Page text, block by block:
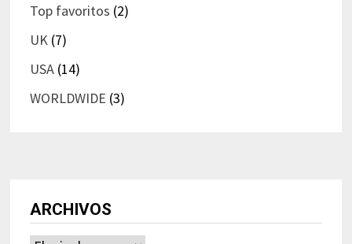
Top favoritos (2)
UK(7)
USA(14)
WORLDWIDE (3)
ARCHIVOS